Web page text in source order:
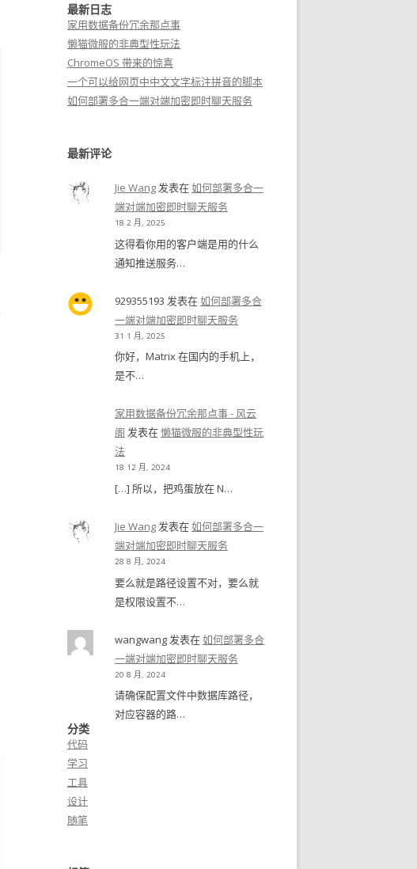
最新日志
家用数据备份冗余那点事
懒猫微服的非典型性玩法
ChromeOS 带来的惊喜
一个可以给网页中中文文字标注拼音的脚本
如何部署多合一端对端加密即时聊天服务
最新评论
Jie Wang 发表在如何部署多合一
端对端加密即时聊天服务
18 2 月, 2025
这得看你用的客户端是用的什么
通知推送服务…
929355193 发表在如何部署多合
一端对端加密即时聊天服务
31 1 月, 2025
你好，Matrix 在国内的手机上，
是不…
家用数据备份冗余那点事 - 风云
阁 发表在懒猫微服的非典型性玩
法
18 12 月, 2024
[…] 所以，把鸡蛋放在 N…
Jie Wang 发表在如何部署多合一
端对端加密即时聊天服务
28 8 月, 2024
要么就是路径设置不对，要么就
是权限设置不…
wangwang 发表在如何部署多合
一端对端加密即时聊天服务
20 8 月, 2024
请确保配置文件中数据库路径，
对应容器的路…
分类
代码
学习
工具
设计
随笔